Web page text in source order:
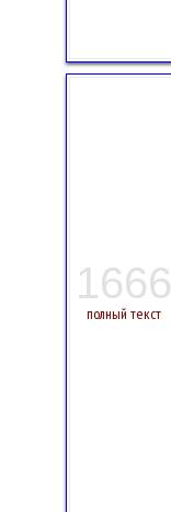
1666
полный текст